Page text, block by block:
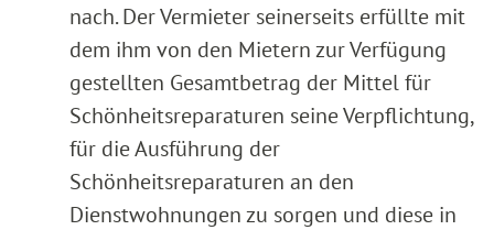
nach. Der Vermieter seinerseits erfüllte mit
dem ihm von den Mietern zur Verfügung
gestellten Gesamtbetrag der Mittel für
Schönheitsreparaturen seine Verpflichtung,
für die Ausführung der
Schönheitsreparaturen an den
Dienstwohnungen zu sorgen und diese in